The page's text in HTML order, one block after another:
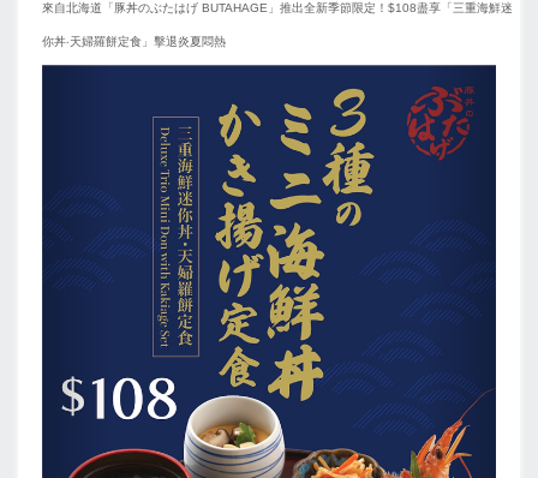
來自北海道「豚丼のぶたはげ BUTAHAGE」推出全新季節限定！$108盡享「三重海鮮迷
你丼‧天婦羅餅定食」擊退炎夏悶熱
一
页